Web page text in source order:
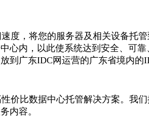
度，将您的服务器及相关设备托
心内，以此使系统达到安全、可
到广东IDC网运营的广东省境内的
价比数据中心托管解决方案。我
内容。